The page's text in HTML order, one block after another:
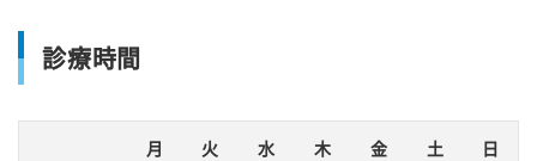
診療時間
月 火 水 木 金 土 日